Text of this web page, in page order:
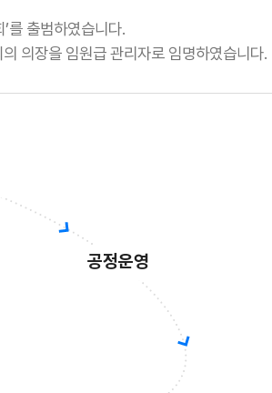
를 출범하였습니다.
의장을 임원급 관리자로 임명하였습니다.
공정운영